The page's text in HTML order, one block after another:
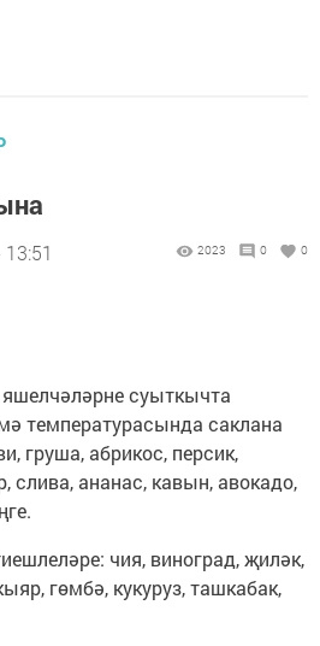
2023 0 0
суыткычта
температурасында саклана
груша, абрикос, персик,
слива, ананас, кавын, авокадо,
чия, виноград, җиләк,
гөмбә, кукуруз, ташкабак,